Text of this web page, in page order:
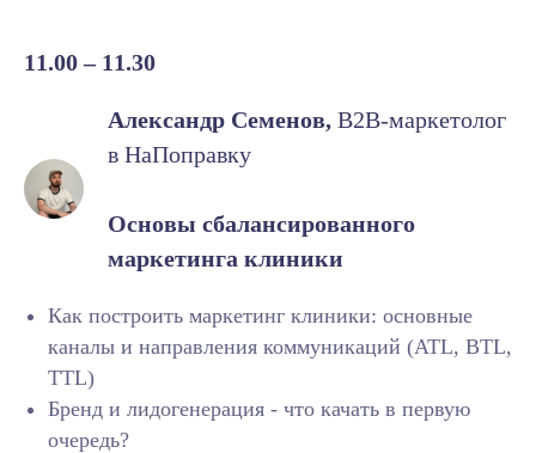
11.00 – 11.30
Александр Семенов, B2B-маркетолог
в НаПоправку
Основы сбалансированного
маркетинга клиники
Как построить маркетинг клиники: основные
каналы и направления коммуникаций (ATL, BTL,
TTL)
Бренд и лидогенерация - что качать в первую
очередь?